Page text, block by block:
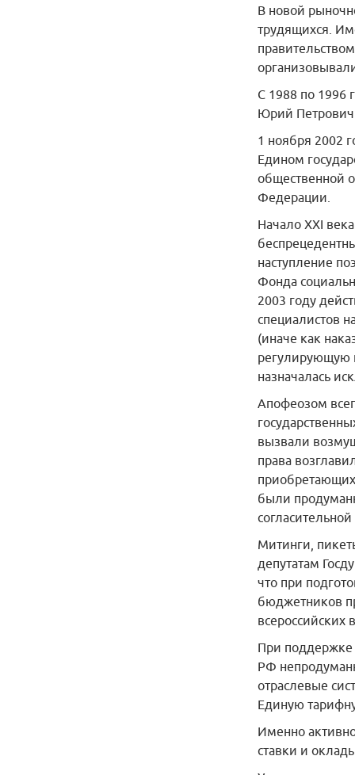
В новой
трудящихся.
С 1988 по 1996
Юрий Петрович
1 ноября 2002
Едином
общественной
Федерации.
Начало XXI
наступление
Фонда
2003 году
специалистов
(иначе как
регулирующую
назначалась
Апофеозом
вызвали
права
приобретающих
были
Митинги,
депутатам
что при
бюджетников
всероссийских
При поддержке
РФ
отраслевые
Единую
Именно
ставки и